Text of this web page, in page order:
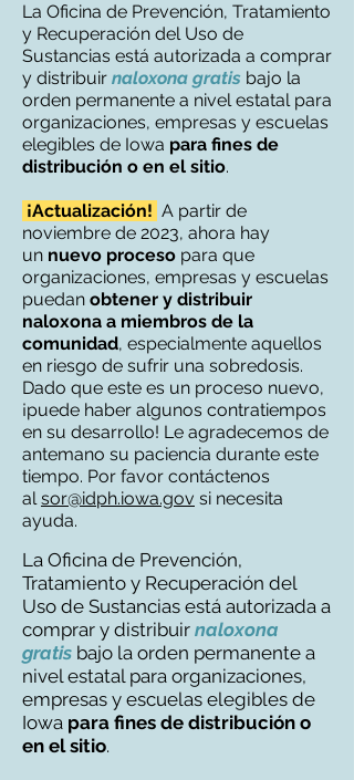
La Oficina de Prevención, Tratamiento
y Recuperación del Uso de
Sustancias está autorizada a comprar
y distribuir naloxona gratis bajo la
orden permanente a nivel estatal para
organizaciones, empresas y escuelas
elegibles de Iowa para fines de
distribución o en el sitio.
¡Actualización! A partir de
noviembre de 2023, ahora hay
un nuevo proceso para que
organizaciones, empresas y escuelas
puedan obtener y distribuir
naloxona a miembros de la
comunidad, especialmente aquellos
en riesgo de sufrir una sobredosis.
Dado que este es un proceso nuevo,
¡puede haber algunos contratiempos
en su desarrollo! Le agradecemos de
antemano su paciencia durante este
tiempo. Por favor contáctenos
alsor@idph.iowa.gov si necesita
ayuda.
La Oficina de Prevención,
Tratamiento y Recuperación del
Uso de Sustancias está autorizada a
comprar y distribuir naloxona
gratis bajo la orden permanente a
nivel estatal para organizaciones,
empresas y escuelas elegibles de
Iowa para fines de distribución o
en el sitio.